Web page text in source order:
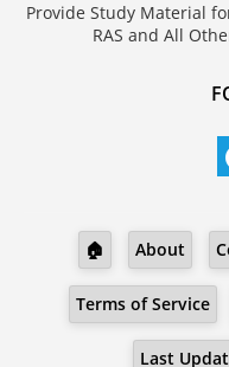
Provide Study Material
RAS and All
🏠 About
Terms of Service
Last